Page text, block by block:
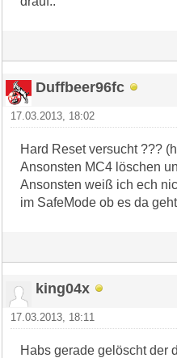
Duffbeer96fc
17.03.2013, 18:02
Hard Reset versucht ???
Ansonsten MC4 löschen
Ansonsten weiß ich ech
im SafeMode ob es da
king04x
17.03.2013, 18:11
Habs gerade gelöscht der